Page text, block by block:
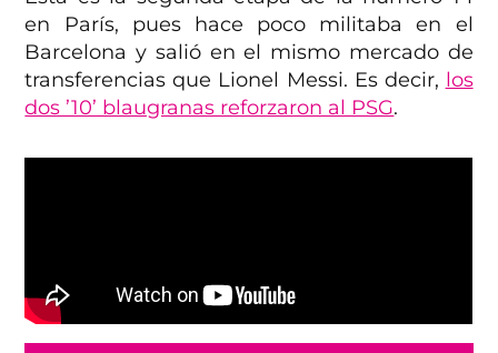
en París, pues hace poco militaba en el
Barcelona y salió en el mismo mercado de
transferencias que Lionel Messi. Es decir, los
dos ’10’ blaugranas reforzaron al PSG.